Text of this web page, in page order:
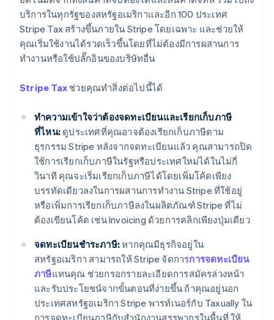
บริการในทุกรัฐของสหรัฐอเมริกาและอีก 100 ประเทศ
Stripe Tax สร้างขึ้นภายใน Stripe โดยเฉพาะ และช่วยให้
คุณเริ่มใช้งานได้รวดเร็วขึ้นโดยที่ไม่ต้องมีการผสานการ
ทำงานหรือใช้ปลั๊กอินของบริษัทอื่น
Stripe Tax ช่วยคุณทำสิ่งต่อไปนี้ได้
ทำความเข้าใจว่าต้องจดทะเบียนและเรียกเก็บภาษี
ที่ไหน: ดูประเทศที่คุณอาจต้องเรียกเก็บภาษีตาม
ธุรกรรม Stripe หลังจากจดทะเบียนแล้ว คุณสามารถปิด
ใช้การเรียกเก็บภาษีในรัฐหรือประเทศใหม่ได้ในไม่กี่
วินาที คุณจะเริ่มเรียกเก็บภาษีได้โดยเพิ่มโค้ดเพียง
บรรทัดเดียวลงในการผสานการทำงาน Stripe ที่ใช้อยู่
หรือเพิ่มการเรียกเก็บภาษีลงในผลิตภัณฑ์ Stripe ที่ไม่
ต้องเขียนโค้ด เช่น Invoicing ด้วยการคลิกเพียงปุ่มเดียว
จดทะเบียนชำระภาษี:หากคุณมีธุรกิจอยู่ใน
สหรัฐอเมริกา สามารถให้ Stripe จัดการการจดทะเบียน
ภาษีแทนคุณ ช่วยกรอกรายละเอียดการสมัครล่วงหน้า
และรับประโยชน์จากขั้นตอนที่ง่ายขึ้น ถ้าคุณอยู่นอก
ประเทศสหรัฐอเมริกา Stripe พารท์เนอร์กับ Taxually ใน
กรีซ
English
เขตบริหารพิเศษฮ่องกง ประเทศจีน
简体中文